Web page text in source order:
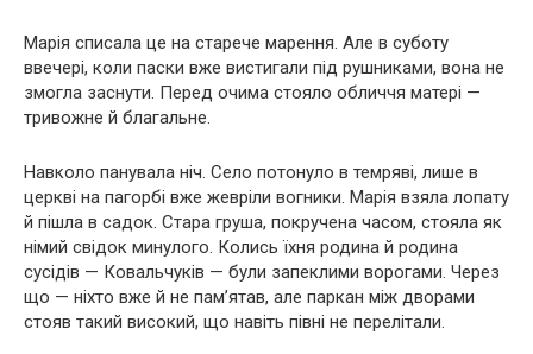
Марія списала це на старече марення. Але в суботу
ввечері, коли паски вже вистигали під рушниками, вона не
змогла заснути. Перед очима стояло обличчя матері —
тривожне й благальне.
Навколо панувала ніч. Село потонуло в темряві, лише в
церкві на пагорбі вже жевріли вогники. Марія взяла лопату
й пішла в садок. Стара груша, покручена часом, стояла як
німий свідок минулого. Колись їхня родина й родина
сусідів — Ковальчуків — були запеклими ворогами. Через
що — ніхто вже й не пам’ятав, але паркан між дворами
стояв такий високий, що навіть півні не перелітали.